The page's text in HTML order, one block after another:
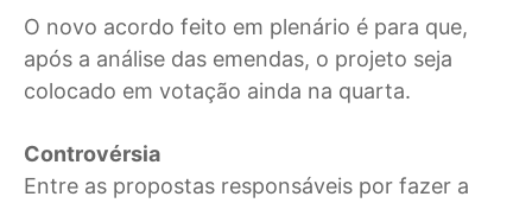
O novo acordo feito em plenário é para que,
após a análise das emendas, o projeto seja
colocado em votação ainda na quarta.
Controvérsia
Entre as propostas responsáveis por fazer a